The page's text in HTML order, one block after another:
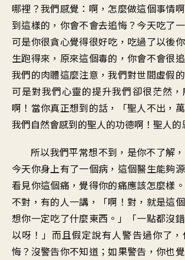
哪裡？我們感覺：啊，怎麼做這個事情
到這樣的，你會不會去追悔？今天吃了
可是你很貪心覺得很好吃，吃過了以後
生跑得來，原來這個毒的，你會不會很
我們的肉體這麼注意，我們對世間虛假
可是對我們心靈的提升我們卻很茫然
啊！當你真正想到的話，「聖人不出，
我們自然會感到的聖人的功德啊！聖人的
所以我們平常想不到，是你不了解
今天你身上有了一個病，這個醫生能夠
看見你這個痛，覺得你的痛應該怎麼樣
不對，有的人一講，「啊！對，就是這
想你一定吃了什麼東西。」「一點都沒
以呀！」而且假定說有人警告過你了
悔？沒警告你不知道；如果警告，你也